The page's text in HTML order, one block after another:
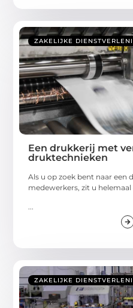
ZAKELIJKE
Een drukkerij met
druktechnieken
Als u op zoek bent naar een
medewerkers, zit u helemaal
...
ZAKELIJKE